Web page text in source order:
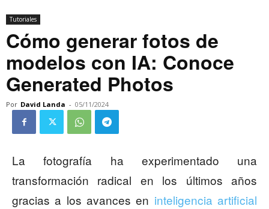
Tutoriales
Cómo generar fotos de
modelos con IA: Conoce
Generated Photos
Por David Landa - 05/11/2024
La fotografía ha experimentado una
transformación radical en los últimos años
gracias a los avances en inteligencia artificial